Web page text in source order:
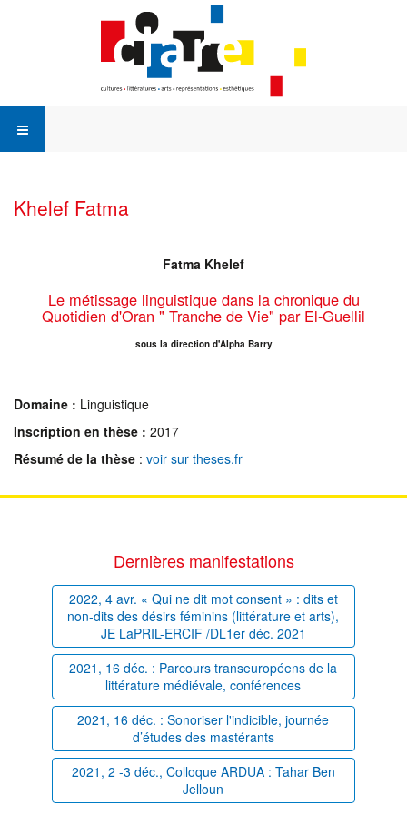
Khelef Fatma
Fatma Khelef
Le métissage linguistique dans la chronique du
Quotidien d'Oran " Tranche de Vie" par El-Guellil
sous la direction d'Alpha Barry
Domaine : Linguistique
Inscription en thèse : 2017
Résumé de la thèse : voir sur theses.fr
Dernières manifestations
2022, 4 avr. « Qui ne dit mot consent » : dits et
non-dits des désirs féminins (littérature et arts),
JE LaPRIL-ERCIF /DL1er déc. 2021
2021, 16 déc. : Parcours transeuropéens de la
littérature médiévale, conférences
2021, 16 déc. : Sonoriser l'indicible, journée
d’études des mastérants
2021, 2 -3 déc., Colloque ARDUA : Tahar Ben
Jelloun